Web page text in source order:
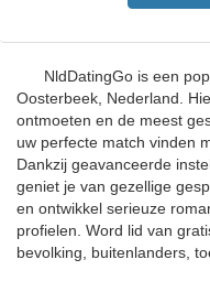
NldDatingGo is een
Oosterbeek, Nederland.
ontmoeten en de meest
uw perfecte match vinden
Dankzij geavanceerde
geniet je van gezellige
en ontwikkel serieuze
profielen. Word lid van
bevolking, buitenlanders,